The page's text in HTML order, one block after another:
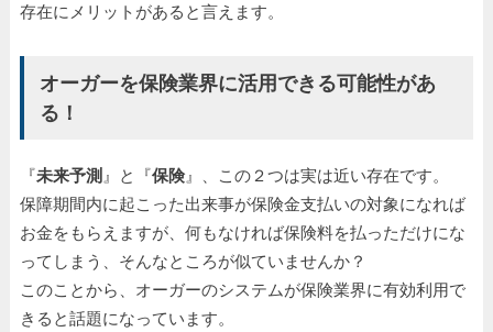
存在にメリットがあると言えます。
オーガーを保険業界に活用できる可能性があ
る！
『未来予測 』と『保険』、この２つは実は近い存在です。
保障期間内に起こった出来事が保険金支払いの対象になれば
お金をもらえますが、何もなければ保険料を払っただけにな
ってしまう、そんなところが似ていませんか？
このことから、オーガーのシステムが保険業界に有効利用で
きると話題になっています。